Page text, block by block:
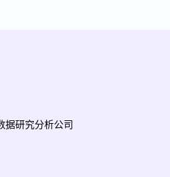
据研究分析公司